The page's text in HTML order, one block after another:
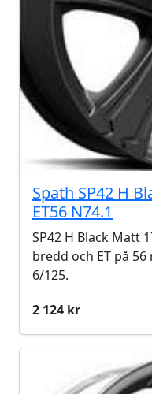
Spath SP42 H
ET56 N74.1
SP42 H Black Matt
bredd och ET på
6/125.
2 124 kr